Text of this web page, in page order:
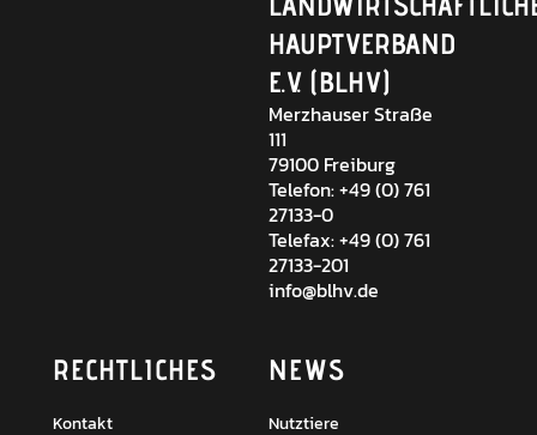
HAUPTVERBAND
E.V. (BLHV)
Merzhauser Straße
111
79100 Freiburg
Telefon: +49 (0) 761
27133-0
Telefax: +49 (0) 761
27133-201
info@blhv.de
RECHTLICHES
Kontakt
NEWS
Nutztiere